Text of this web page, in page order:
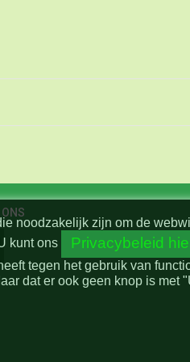
noodzakelijk zijn om de
kunt ons Privacybeleid
tegen het gebruik van
dat er ook geen knop is met